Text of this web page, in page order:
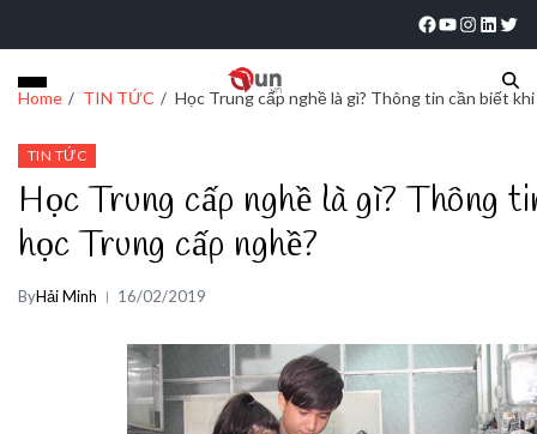
Home TIN TỨC Học Trung cấp nghề là gì? Thông tin cần biết
TIN TỨC
Học Trung cấp nghề là gì? Thông
học Trung cấp nghề?
ByHải Minh 16/02/2019